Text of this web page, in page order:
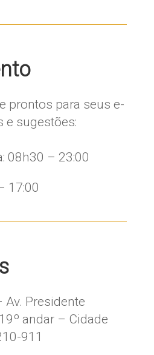
prontos para seus e-
e sugestões:
08h30 – 23:00
17:00
Av. Presidente
andar – Cidade
911